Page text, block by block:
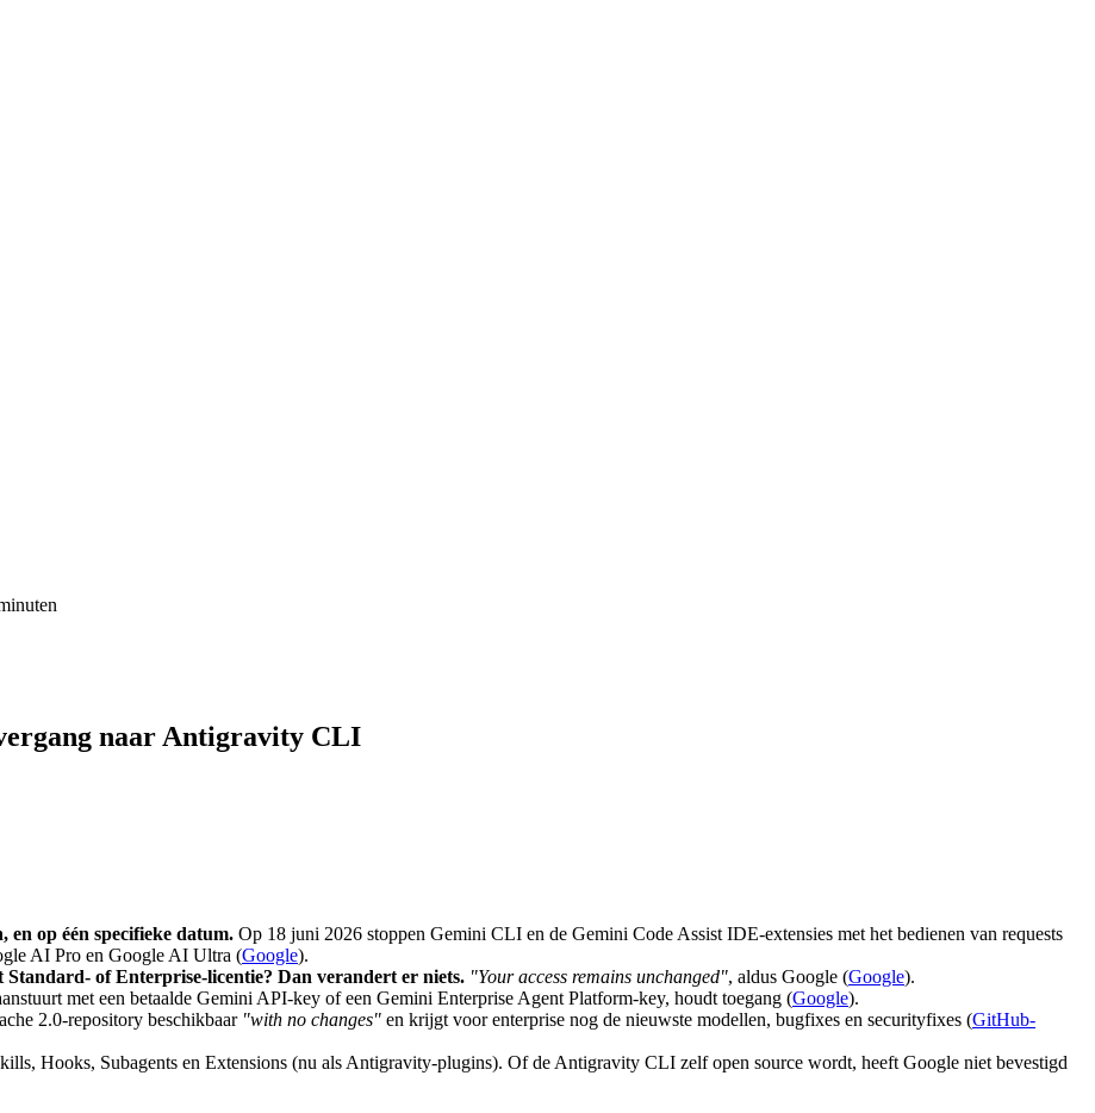
naar Antigravity CLI
op één specifieke datum. Op 18 juni 2026 stoppen Gemini CLI en de Gemini Code Assist IDE-extensies met het bedienen van requests
AI Pro en Google AI Ultra (Google).
Standard- of Enterprise-licentie? Dan verandert er niets. "Your access remains unchanged", aldus Google (Google).
met een betaalde Gemini API-key of een Gemini Enterprise Agent Platform-key, houdt toegang (Google).
2.0-repository beschikbaar "with no changes" en krijgt voor enterprise nog de nieuwste modellen, bugfixes en securityfixes (GitHub-
Hooks, Subagents en Extensions (nu als Antigravity-plugins). Of de Antigravity CLI zelf open source wordt, heeft Google niet bevestigd